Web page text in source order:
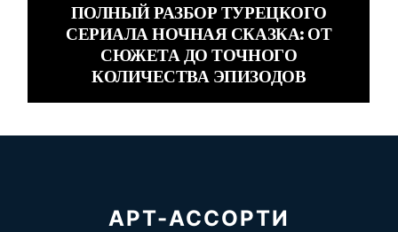
ПОЛНЫЙ РАЗБОР ТУРЕЦКОГО
СЕРИАЛА НОЧНАЯ СКАЗКА: ОТ
СЮЖЕТА ДО ТОЧНОГО
КОЛИЧЕСТВА ЭПИЗОДОВ
АРТ-АССОРТИ